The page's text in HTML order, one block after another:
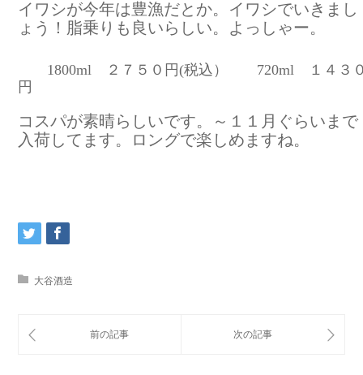
イワシが今年は豊漁だとか。イワシでいきまし
ょう！脂乗りも良いらしい。よっしゃー。
1800ml ２７５０円(税込） 720ml １４３
円
コスパが素晴らしいです。～１１月ぐらいまで
入荷してます。ロングで楽しめますね。
大谷酒造